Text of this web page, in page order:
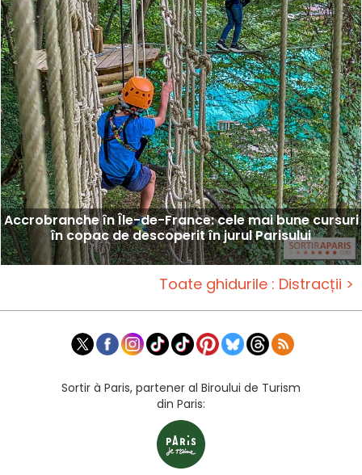
Accrobranche în Île-de-France: cele mai bune cursuri
în copac de descoperit în jurul Parisului
Toate ghidurile : Distracții >
Sortir à Paris, partener al Biroului de Turism
din Paris: